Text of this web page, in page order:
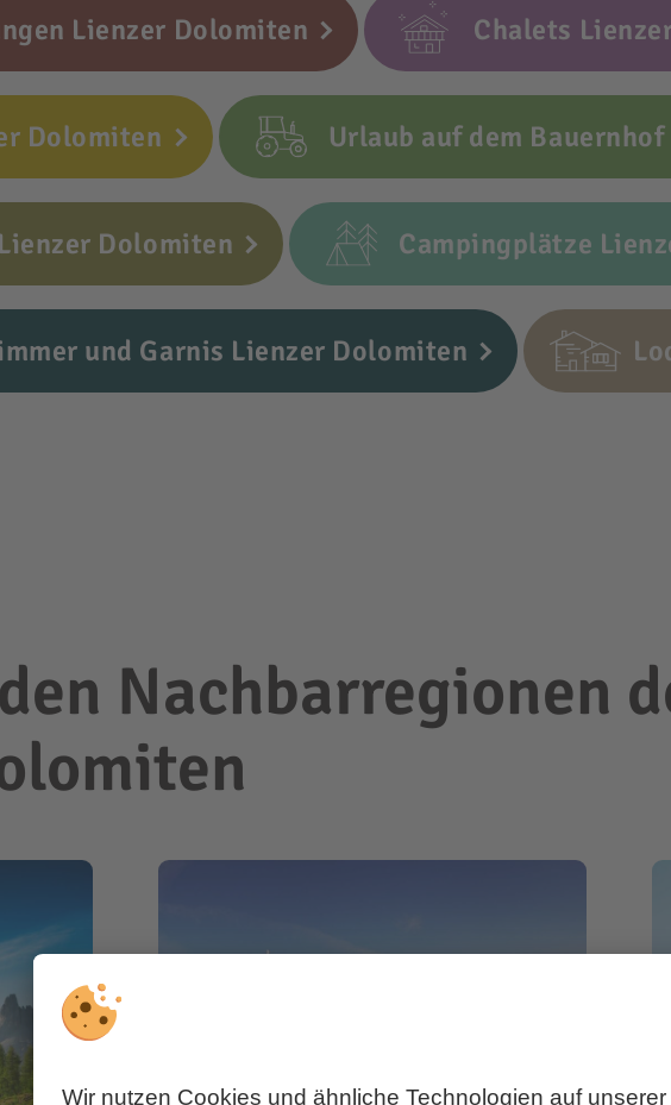
Lienzer Dolomiten Chalets
Dolomiten Urlaub auf dem
Dolomiten Campingplätze
und Garnis Lienzer Dolomiten
Nachbarregionen